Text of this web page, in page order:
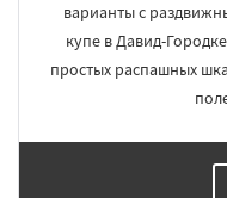
варианты с
купе в Давид-
простых распашных